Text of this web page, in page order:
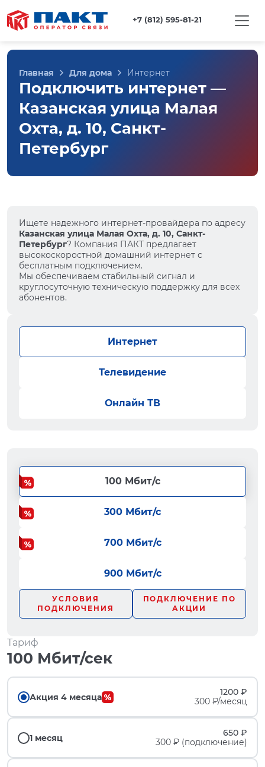
+7 (812) 595-81-21
Главная Для дома Интернет
Подключить интернет —
Казанская улица Малая
Охта, д. 10, Санкт-
Петербург
Ищете надежного интернет-провайдера по адресу
Казанская улица Малая Охта, д. 10, Санкт-
Петербург? Компания ПАКТ предлагает
высокоскоростной домашний интернет с
бесплатным подключением.
Мы обеспечиваем стабильный сигнал и
круглосуточную техническую поддержку для всех
абонентов.
Интернет
Телевидение
Онлайн ТВ
100 Мбит/с
300 Мбит/с
700 Мбит/с
900 Мбит/с
УСЛОВИЯ
ПОДКЛЮЧЕНИЯ
ПОДКЛЮЧЕНИЕ ПО
АКЦИИ
Тариф
100 Мбит/сек
Акция 4 месяца
1200 ₽
300 ₽/месяц
1 месяц
650 ₽
300 ₽ (подключение)